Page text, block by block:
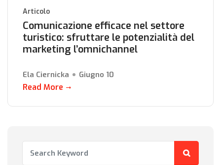
Articolo
Comunicazione efficace nel settore
turistico: sfruttare le potenzialità del
marketing l’omnichannel
Ela Ciernicka Giugno 10
Read More